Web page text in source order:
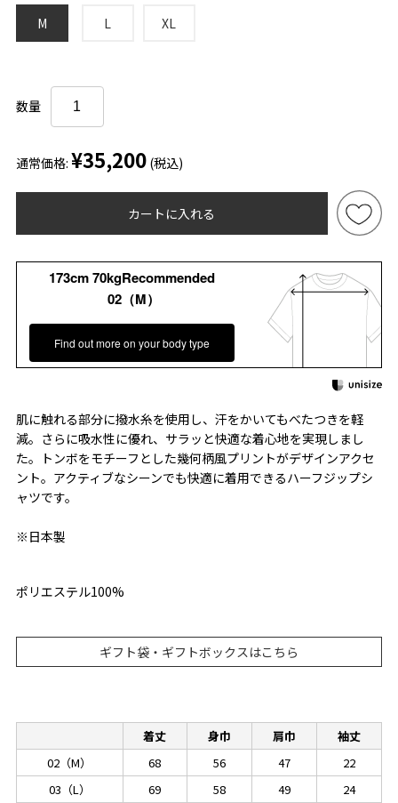
M L XL
数量
通常価格: ¥35,200 (税込)
カートに入れる
173cm 70kgRecommended
02（M）
Find out more on your body type
肌に触れる部分に撥水糸を使用し、汗をかいてもべたつきを軽
減。さらに吸水性に優れ、サラッと快適な着心地を実現しまし
た。トンボをモチーフとした幾何柄風プリントがデザインアクセ
ント。アクティブなシーンでも快適に着用できるハーフジップシ
ャツです。
※日本製
ポリエステル100%
ギフト袋・ギフトボックスはこちら
着丈 身巾 肩巾
袖丈
02（M）
68 56 47
22
03（L）
69 58 49
24